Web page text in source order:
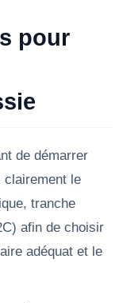
pour
de démarrer
clairement le
tranche
afin de choisir
adéquat et le